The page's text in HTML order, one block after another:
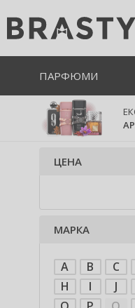
ПАРФЮМИ
ЦЕНА
МАРКА
A B C
H
I J